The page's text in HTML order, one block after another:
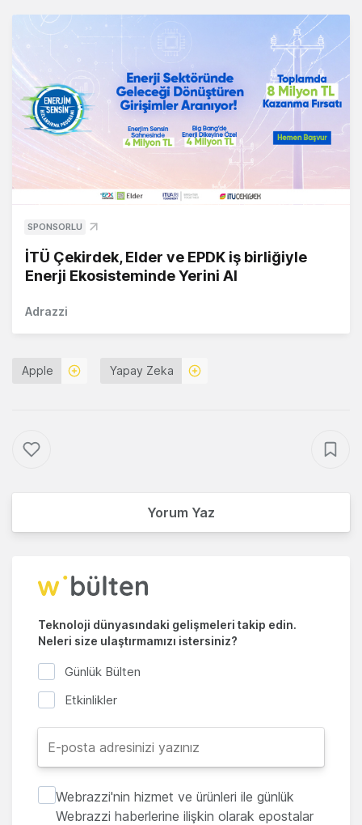
SPONSORLU
İTÜ Çekirdek, Elder ve EPDK iş birliğiyle
Enerji Ekosisteminde Yerini Al
Adrazzi
Apple Yapay Zeka
Yorum Yaz
Teknoloji dünyasındaki gelişmeleri takip edin.
Neleri size ulaştırmamızı istersiniz?
Günlük Bülten
Etkinlikler
Webrazzi'nin hizmet ve ürünleri ile günlük
Webrazzi haberlerine ilişkin olarak epostalar